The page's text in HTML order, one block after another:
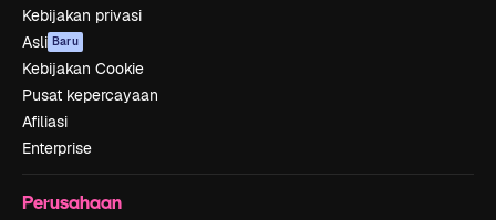
Kebijakan privasi
Asli Baru
Kebijakan Cookie
Pusat kepercayaan
Afiliasi
Enterprise
Perusahaan